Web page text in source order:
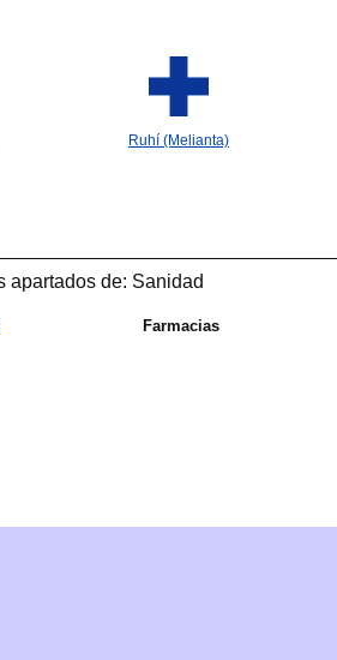
Ruhí (Melianta)
apartados de: Sanidad
Farmacias